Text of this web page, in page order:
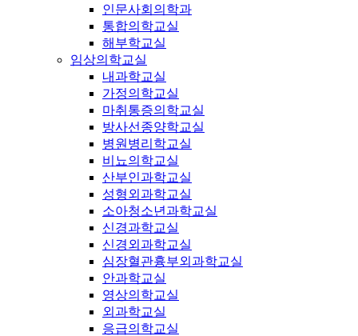
인문사회의학과
통합의학교실
해부학교실
임상의학교실
내과학교실
가정의학교실
마취통증의학교실
방사선종양학교실
병원병리학교실
비뇨의학교실
산부인과학교실
성형외과학교실
소아청소년과학교실
신경과학교실
신경외과학교실
심장혈관흉부외과학교실
안과학교실
영상의학교실
외과학교실
응급의학교실